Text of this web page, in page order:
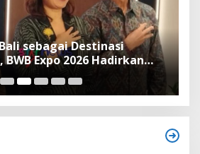
sebagai Destinasi
Expo 2026 Hadirkan
dan Global